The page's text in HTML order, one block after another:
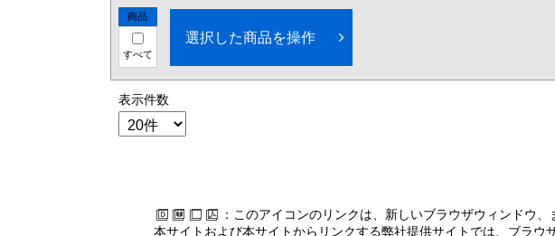
商品
すべて
選択した商品を操作
表示件数
：このアイコンのリンクは、新しいブラウザウィンドウ、
本サイトおよび本サイトからリンクする弊社提供サイトでは、ブラ